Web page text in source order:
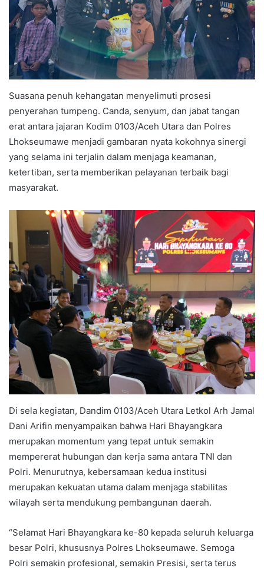
Suasana penuh kehangatan menyelimuti prosesi
penyerahan tumpeng. Canda, senyum, dan jabat tangan
erat antara jajaran Kodim 0103/Aceh Utara dan Polres
Lhokseumawe menjadi gambaran nyata kokohnya sinergi
yang selama ini terjalin dalam menjaga keamanan,
ketertiban, serta memberikan pelayanan terbaik bagi
masyarakat.
Di sela kegiatan, Dandim 0103/Aceh Utara Letkol Arh Jamal
Dani Arifin menyampaikan bahwa Hari Bhayangkara
merupakan momentum yang tepat untuk semakin
mempererat hubungan dan kerja sama antara TNI dan
Polri. Menurutnya, kebersamaan kedua institusi
merupakan kekuatan utama dalam menjaga stabilitas
wilayah serta mendukung pembangunan daerah.
“Selamat Hari Bhayangkara ke-80 kepada seluruh keluarga
besar Polri, khususnya Polres Lhokseumawe. Semoga
Polri semakin profesional, semakin Presisi, serta terus